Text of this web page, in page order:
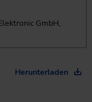
GmbH,
Herunterladen